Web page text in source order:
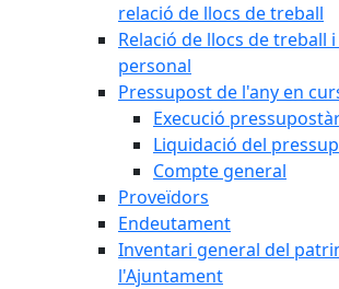
relació de llocs de treball
Relació de llocs de treball
personal
Pressupost de l'any en
Execució
Liquidació del
Compte general
Proveïdors
Endeutament
Inventari general del
l'Ajuntament